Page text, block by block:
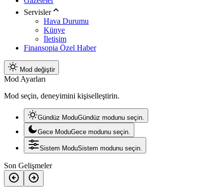
Servisler
Hava Durumu
Künye
İletişim
Finansopia Özel Haber
Mod değiştir
Mod Ayarları
Mod seçin, deneyimini kişiselleştirin.
Gündüz ModuGündüz modunu seçin.
Gece ModuGece modunu seçin.
Sistem ModuSistem modunu seçin.
Son Gelişmeler